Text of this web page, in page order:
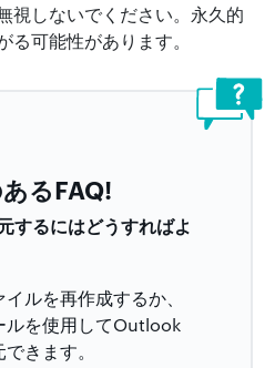
視しないでください。永久的
る可能性があります。
るFAQ!
するにはどうすればよ
ルを再作成するか、
ルを使用してOutlook
きます。